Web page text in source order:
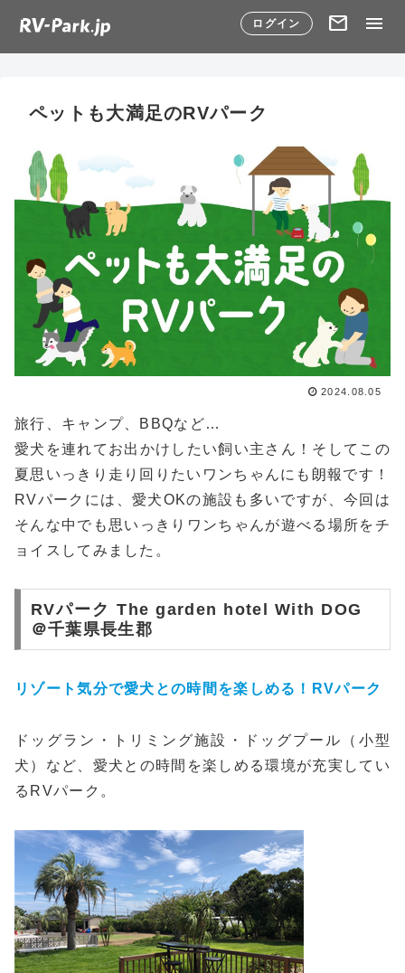
ログイン mail menu
ペットも大満足のRVパーク
2024.08.05
旅行、キャンプ、BBQなど…
愛犬を連れてお出かけしたい飼い主さん！そしてこの
夏思いっきり走り回りたいワンちゃんにも朗報です！
RVパークには、愛犬OKの施設も多いですが、今回は
そんな中でも思いっきりワンちゃんが遊べる場所をチ
ョイスしてみました。
RVパーク The garden hotel With DOG
＠千葉県長生郡
リゾート気分で愛犬との時間を楽しめる！RVパーク
ドッグラン・トリミング施設・ドッグプール（小型
犬）など、愛犬との時間を楽しめる環境が充実してい
るRVパーク。